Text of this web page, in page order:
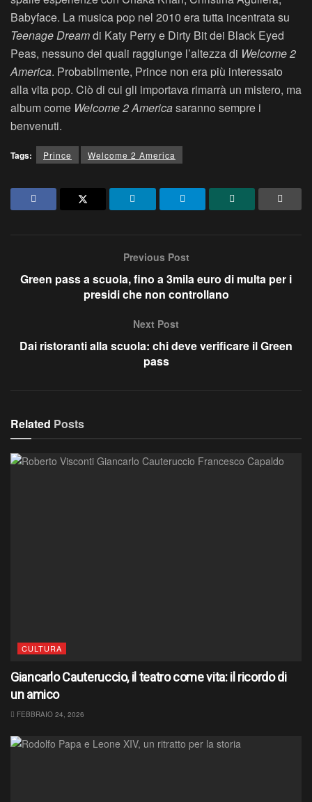
Babyface. La musica pop nel 2010 era tutta incentrata su
Teenage Dreamdi Katy Perry e Dirty Bit dei Black Eyed
Peas, nessuno dei quali raggiunge l’altezza di Welcome 2
America. Probabilmente, Prince non era più interessato
alla vita pop. Ciò di cui gli importava rimarrà un mistero, ma
album come Welcome 2 Americasaranno sempre i
benvenuti.
Tags: Prince Welcome 2 America
Previous Post
Green pass a scuola, fino a 3mila euro di multa per i
presidi che non controllano
Next Post
Dai ristoranti alla scuola: chi deve verificare il Green
pass
Related Posts
CULTURA
Giancarlo Cauteruccio, il teatro come vita: il ricordo di
un amico
FEBBRAIO 24, 2026